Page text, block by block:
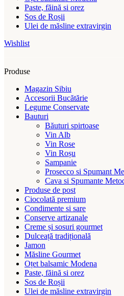
Paste, făină si orez
Sos de Roșii
Ulei de măsline extravirgin
Wishlist
Produse
Magazin Sibiu
Accesorii Bucătărie
Legume Conservate
Bauturi
Băuturi spirtoase
Vin Alb
Vin Rose
Vin Roșu
Sampanie
Prosecco si Spumant
Cava si Spumante
Produse de post
Ciocolată premium
Condimente si sare
Conserve artizanale
Creme și sosuri gourmet
Dulceață tradițională
Jamon
Măsline Gourmet
Oțet balsamic Modena
Paste, făină si orez
Sos de Roșii
Ulei de măsline extravirgin